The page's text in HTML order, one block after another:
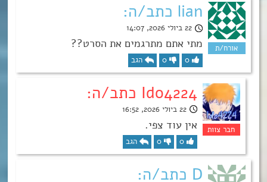
lian כתב/ה:
22 ביולי 2026, 14:07
מתי אתם מתרגמים את הסרט??
0
0 הגב
Ido4224 כתב/ה:
22 ביולי 2026, 16:52
אין עוד צפי.
0
0 הגב
D כתב/ה: